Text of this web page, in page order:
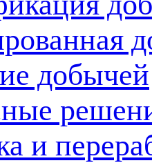
добычей
и